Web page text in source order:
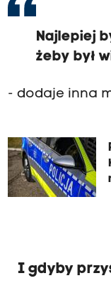
Najlepiej
żeby był
- dodaje inna
I gdyby